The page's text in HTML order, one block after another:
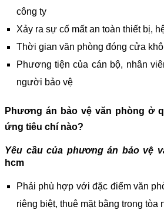
công ty
Xảy ra sự cố mất an toàn thiết bị,
Thời gian văn phòng đóng cửa
Phương tiện của cán bộ, nhân
người bảo vệ
Phương án bảo vệ văn phòng ở
ứng tiêu chí nào?
Yêu cầu của phương án bảo vệ
hcm
Phải phù hợp với đặc điểm văn
riêng biệt, thuê mặt bằng trong tòa